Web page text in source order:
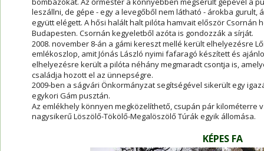
leszállni, de gépe - egy a levegőből nem látható - árokba gurult,
együtt elégett. A hősi halált halt pilóta hamvait először Csornán
Budapesten. Csornán kegyeletből azóta is gondozzák a sírját.
2008. november 8-án a gámi kereszt mellé került elhelyezésre
emlékoszlop, amit Jónás László nyimi fafaragó készített és
elhelyezésre került a pilóta néhány megmaradt csontja is,
családja hozott el az ünnepségre.
2009-ben a ságvári Önkormányzat segítségével sikerült egy
egykori Gám pusztán.
Az emlékhely könnyen megközelíthető, csupán pár kilométerre
nagysikerű Löszölő-Tökölő-Megalöszölő Túrák egyik állomása.
KÉPES FA